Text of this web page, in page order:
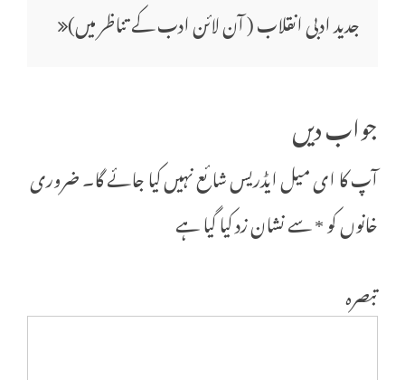
جدید ادبی انقلاب ( آن لائن ادب کے تناظر میں)
جواب دیں
آپ کا ای میل ایڈریس شائع نہیں کیا جائے گا۔ضروری
خانوں کو*سے نشان زد کیا گیا ہے
تبصرہ